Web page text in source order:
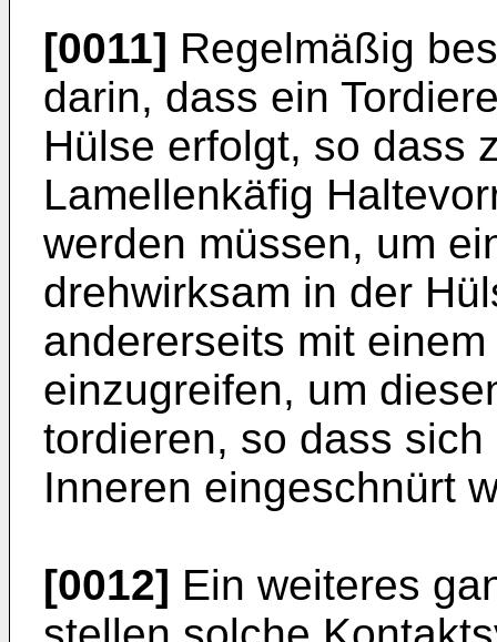
[0011] Regelmäßig
darin, dass ein
Hülse erfolgt, so dass
Lamellenkäfig
werden müssen, um
drehwirksam in der
andererseits mit
einzugreifen, um
tordieren, so dass
Inneren eingeschnürt
[0012] Ein weiteres